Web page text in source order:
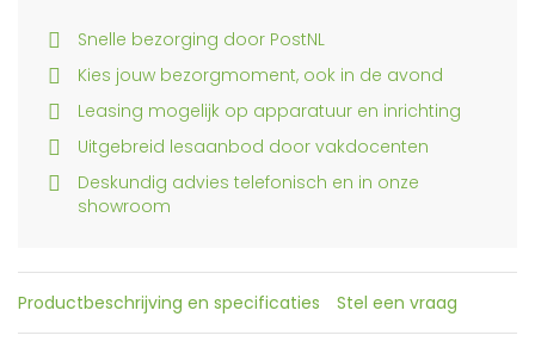
Snelle bezorging door PostNL
Kies jouw bezorgmoment, ook in de avond
Leasing mogelijk op apparatuur en inrichting
Uitgebreid lesaanbod door vakdocenten
Deskundig advies telefonisch en in onze
showroom
Productbeschrijving en specificaties Stel een vraag